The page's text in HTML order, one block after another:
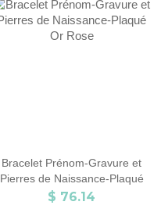
Bracelet Prénom-Gravure et
Pierres de Naissance-Plaqué
Or Rose
$ 76.14